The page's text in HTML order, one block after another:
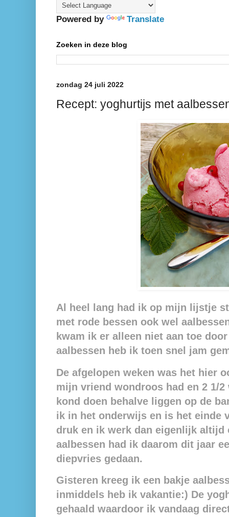
Powered by Translate
Zoeken in deze blog
zondag 24 juli 2022
Recept: yoghurtijs met
Al heel lang had ik op mijn lijstje
met rode bessen ook wel
kwam ik er alleen niet aan toe
aalbessen heb ik toen snel jam
De afgelopen weken was het hier
mijn vriend wondroos had en 2 1/
kond doen behalve liggen op de
ik in het onderwijs en is het einde
druk en ik werk dan eigenlijk altijd
aalbessen had ik daarom dit jaar
diepvries gedaan.
Gisteren kreeg ik een bakje
inmiddels heb ik vakantie:) De
gehaald waardoor ik vandaag